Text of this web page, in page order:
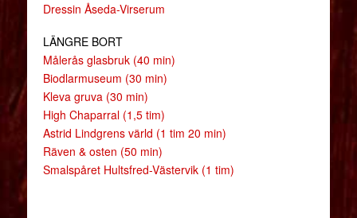
Dressin Åseda-Virserum
LÄNGRE BORT
Målerås glasbruk (40 min)
Biodlarmuseum (30 min)
Kleva gruva (30 min)
High Chaparral (1,5 tim)
Astrid Lindgrens värld (1 tim 20 min)
Räven & osten (50 min)
Smalspåret Hultsfred-Västervik (1 tim)